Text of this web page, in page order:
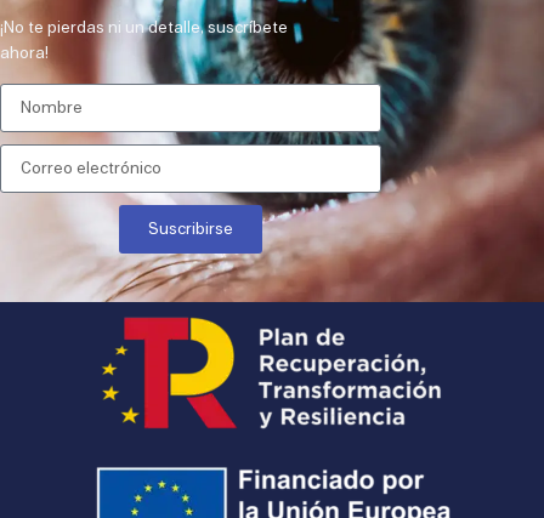
¡No te pierdas ni un detalle, suscríbete
ahora!
Suscribirse